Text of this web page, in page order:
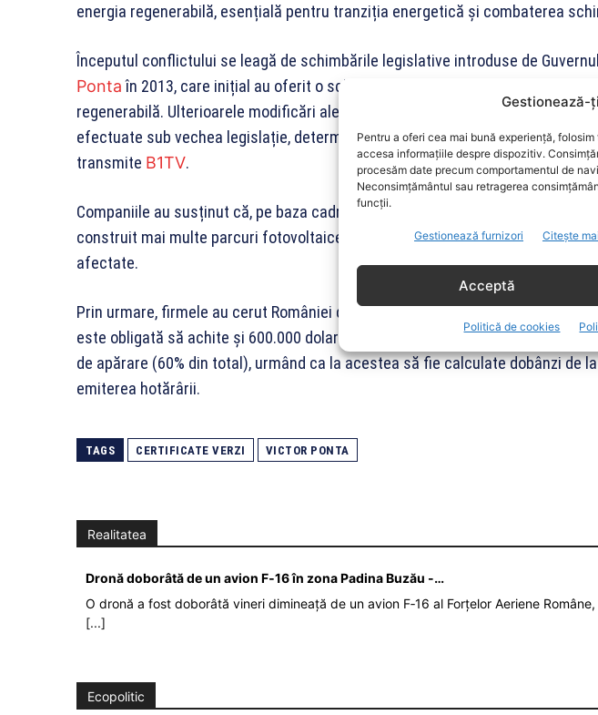
Pentru a oferi cea mai bună experiență,
accesa informațiile despre dispozitiv.
procesăm date precum comportamentul de
Neconsimțământul sau retragerea
funcții.
Gestionează furnizori Citește
Acceptă
Politică de cookies
energia regenerabilă, esențială pentru tranziția energetică și combaterea
Începutul conflictului se leagă de schimbările legislative introduse de Guvernul
Pontaîn 2013, care inițial au oferit o schemă atractivă de stimulare a
regenerabilă. Ulterioarele modificări ale schemei de ajutor au afectat grav
efectuate sub vechea legislație, determinând companiile să caute dreptatea
transmite B1TV.
Companiile au susținut că, pe baza cadrului normativ avantajos stabilit inițial
construit mai multe parcuri fotovoltaice. Ulterior, din cauza modificării
afectate.
Prin urmare, firmele au cerut României daune de 142,7 milioane euro, dar au
este obligată să achite și 600.000 dolari costuri de arbitraj și aproximativ 3,5
de apărare (60% din total), urmând ca la acestea să fie calculate dobânzi de
emiterea hotărârii.
TAGS CERTIFICATE VERZI VICTOR PONTA
Realitatea
Dronă doborâtă de un avion F‑16 în zona Padina Buzău -…
O dronă a fost doborâtă vineri dimineață de un avion F‑16 al Forțelor Aeriene
[...]
Ecopolitic